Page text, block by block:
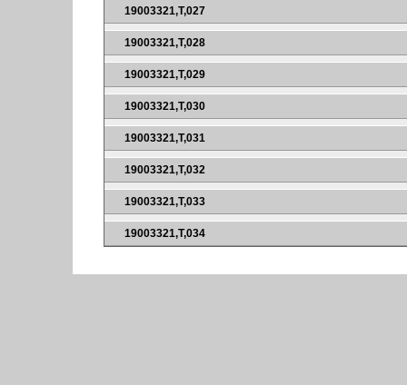
19003321,T,027
19003321,T,028
19003321,T,029
19003321,T,030
19003321,T,031
19003321,T,032
19003321,T,033
19003321,T,034